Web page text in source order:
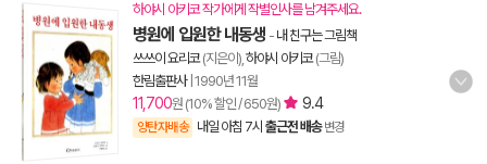
하야시 아키코 작가에게 작별인사를 남겨주세요.
병원에 입원한 내동생 - 내 친구는 그림책
쓰쓰이 요리코(지은이), 하야시 아키코(그림)
한림출판사| 1990년 11월
11,700원 (10% 할인 / 650원) 9.4
양탄자배송 내일 아침 7시 출근전 배송 변경